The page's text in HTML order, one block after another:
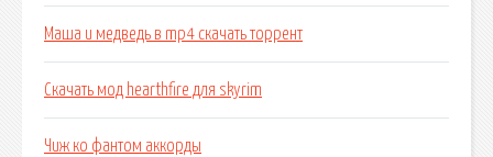
Маша и медведь в mp4 скачать торрент
Скачать мод hearthfire для skyrim
Чиж ко фантом аккорды